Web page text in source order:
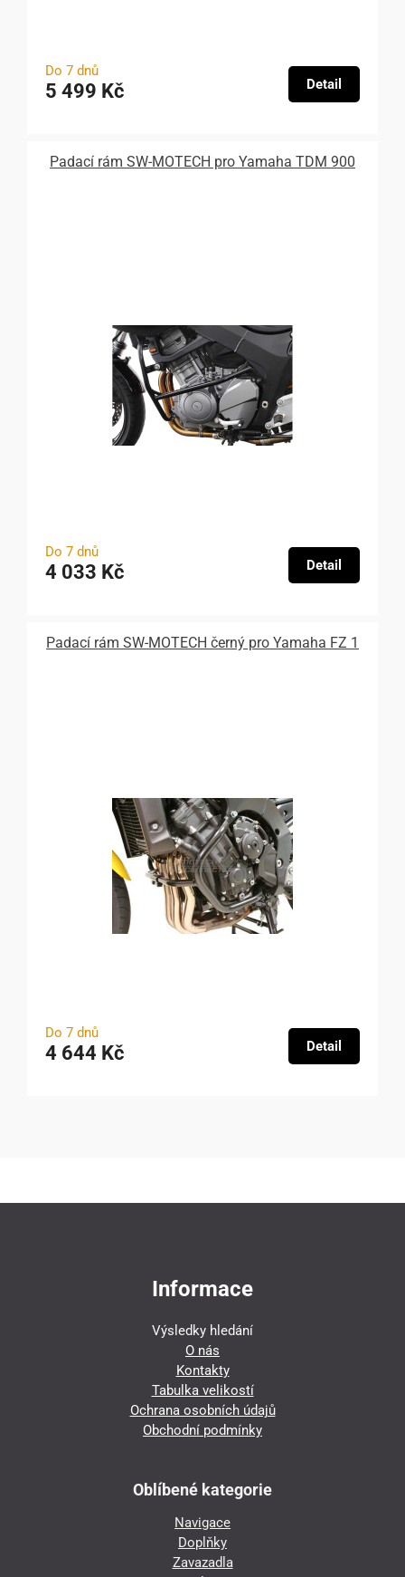
Do 7 dnů
5 499 Kč Detail
Padací rám SW-MOTECH pro Yamaha TDM 900
Do 7 dnů
4 033 Kč Detail
Padací rám SW-MOTECH černý pro Yamaha FZ 1
Do 7 dnů
4 644 Kč Detail
Informace
Výsledky hledání
O nás
Kontakty
Tabulka velikostí
Ochrana osobních údajů
Obchodní podmínky
Oblíbené kategorie
Navigace
Doplňky
Zavazadla